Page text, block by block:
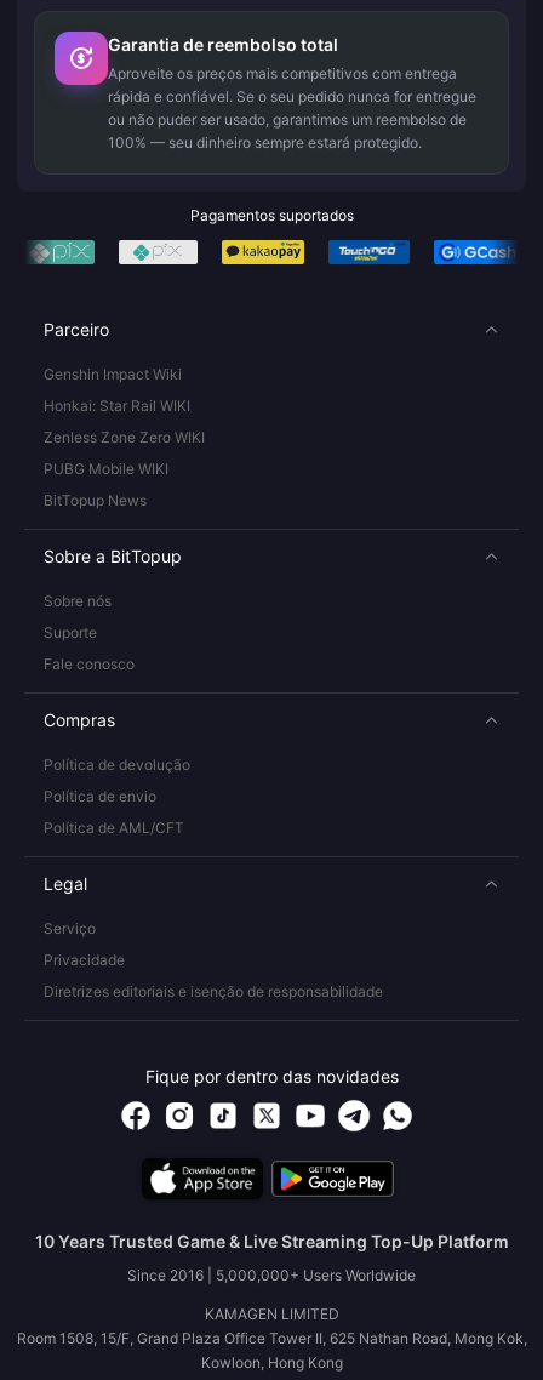
Garantia de reembolso total
Aproveite os preços mais competitivos com entrega
rápida e confiável. Se o seu pedido nunca for entregue
ou não puder ser usado, garantimos um reembolso de
100% — seu dinheiro sempre estará protegido.
Pagamentos suportados
Parceiro
Genshin Impact Wiki
Honkai: Star Rail WIKI
Zenless Zone Zero WIKI
PUBG Mobile WIKI
BitTopup News
Sobre a BitTopup
Sobre nós
Suporte
Fale conosco
Compras
Política de devolução
Política de envio
Política de AML/CFT
Legal
Serviço
Privacidade
Diretrizes editoriais e isenção de responsabilidade
Fique por dentro das novidades
10 Years Trusted Game & Live Streaming Top-Up Platform
Since 2016 | 5,000,000+ Users Worldwide
KAMAGEN LIMITED
Room 1508, 15/F, Grand Plaza Office Tower II, 625 Nathan Road, Mong Kok,
Kowloon, Hong Kong